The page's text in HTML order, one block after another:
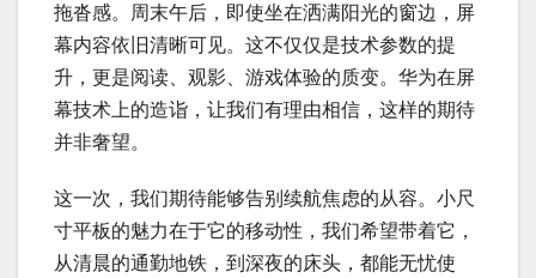
拖沓感。周末午后，即使坐在洒满阳光的窗边，屏
幕内容依旧清晰可见。这不仅仅是技术参数的提
升，更是阅读、观影、游戏体验的质变。华为在屏
幕技术上的造诣，让我们有理由相信，这样的期待
并非奢望。
这一次，我们期待能够告别续航焦虑的从容。小尺
寸平板的魅力在于它的移动性，我们希望带着它，
从清晨的通勤地铁，到深夜的床头，都能无忧使